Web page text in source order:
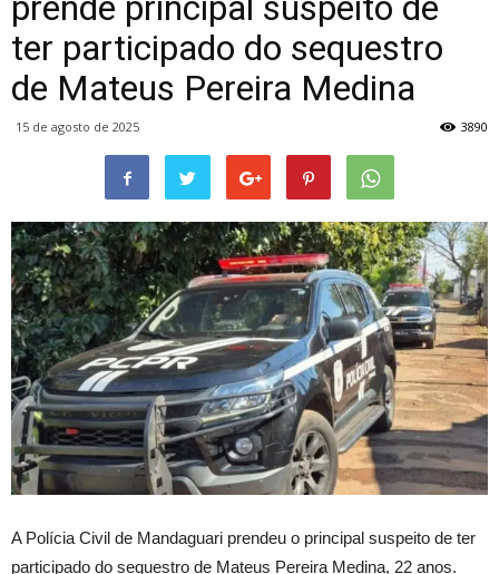
ter participado do sequestro
de Mateus Pereira Medina
15 de agosto de 2025 3890
A Polícia Civil de Mandaguari prendeu o principal suspeito de ter
participado do sequestro de Mateus Pereira Medina, 22 anos.